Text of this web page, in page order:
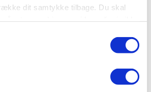
dit samtykke tilbage. Du skal